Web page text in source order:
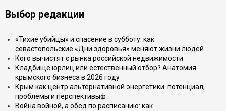
Выбор редакции
«Тихие убийцы» и спасение в субботу: как
севастопольские «Дни здоровья» меняют жизни людей
Кого вычистят с рынка российской недвижимости
Кладбище юрлиц или естественный отбор? Анатомия
крымского бизнеса в 2026 году
Крым как центр альтернативной энергетики: потенциал,
проблемы и перспективыф
Война войной, а обед по расписанию: как